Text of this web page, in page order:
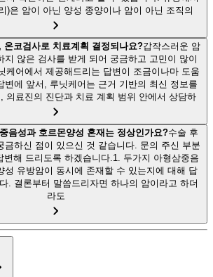
)은 암이 아닌 양성 종양이나 암이 아닌 조직의
온코검사로 치료계획 결정되나요?갑작스러운 암
지 않은 검사를 받게 되어 궁금하고 고민이 많이
케어에서 제공해드리는 답변이 조금이나마 도움
변에 앞서, 루닛케어는 근거 기반의 최신 정보를
의료진의 진단과 치료 계획 범위 안에서 상담하
음성과 호르몬양성 혼재는 정상인가요?수술 후
금하신 점이 있으신 것 같습니다. 문의 주신 부분
변해 드리도록 하겠습니다.1. 두가지 아형삼중음
성 유방암이 동시에 존재할 수 있는지에 대해 답
. 결론부터 말씀드리자면 하나의 암이라고 하더
라도